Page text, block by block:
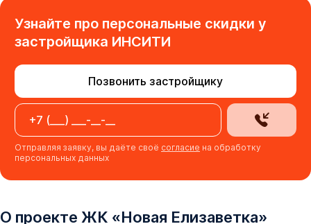
Узнайте про персональные скидки у
застройщика ИНСИТИ
Позвонить застройщику
Отправляя заявку, вы даёте своё согласие на обработку
персональных данных
О проекте ЖК «Новая Елизаветка»